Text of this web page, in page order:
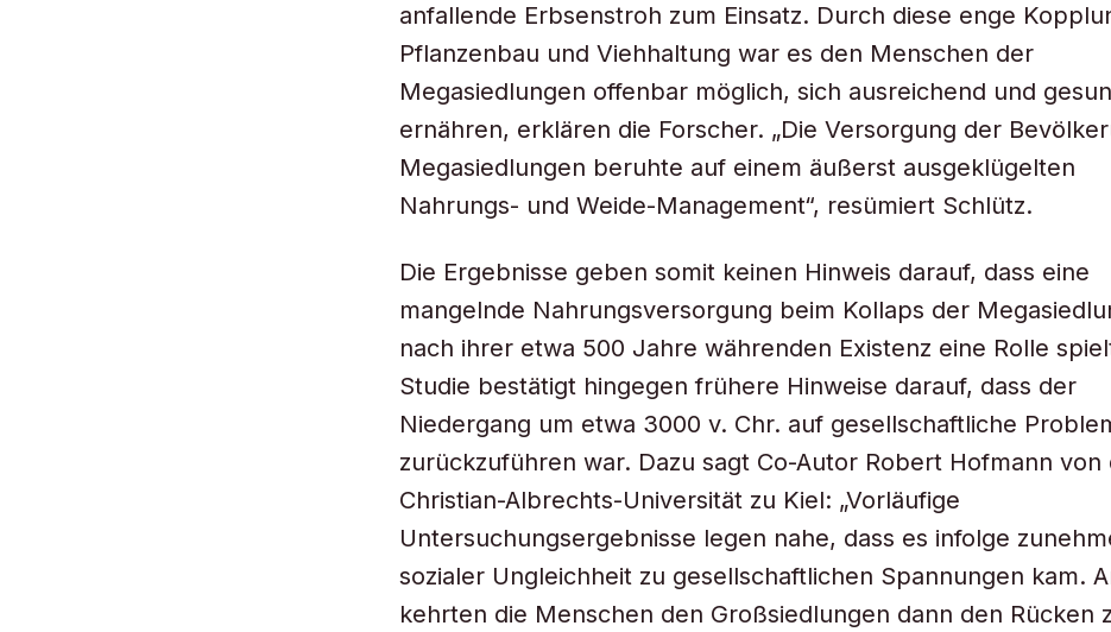
anfallende Erbsenstroh zum Einsatz. Durch diese enge
Pflanzenbau und Viehhaltung war es den Menschen der
Megasiedlungen offenbar möglich, sich ausreichend und
ernähren, erklären die Forscher. „Die Versorgung der
Megasiedlungen beruhte auf einem äußerst ausgeklügelten
Nahrungs- und Weide-Management“, resümiert Schlütz.
Die Ergebnisse geben somit keinen Hinweis darauf, dass eine
mangelnde Nahrungsversorgung beim Kollaps der
nach ihrer etwa 500 Jahre währenden Existenz eine Rolle
Studie bestätigt hingegen frühere Hinweise darauf, dass der
Niedergang um etwa 3000 v. Chr. auf gesellschaftliche
zurückzuführen war. Dazu sagt Co-Autor Robert Hofmann von
Christian-Albrechts-Universität zu Kiel: „Vorläufige
Untersuchungsergebnisse legen nahe, dass es infolge
sozialer Ungleichheit zu gesellschaftlichen Spannungen kam.
kehrten die Menschen den Großsiedlungen dann den Rücken